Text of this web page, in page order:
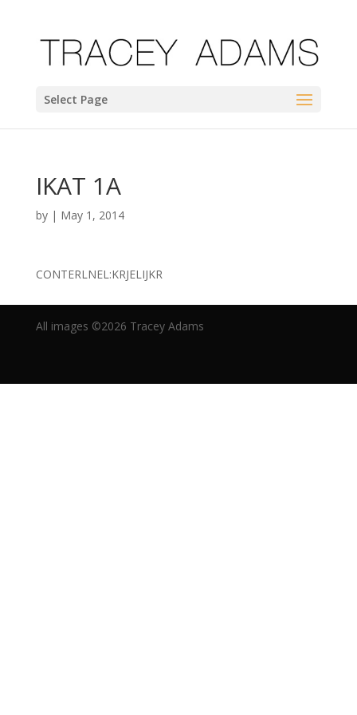
Select Page
IKAT 1A
by | May 1, 2014
CONTERLNEL:KRJELIJKR